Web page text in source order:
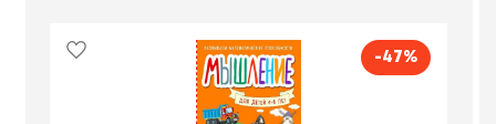
-47%